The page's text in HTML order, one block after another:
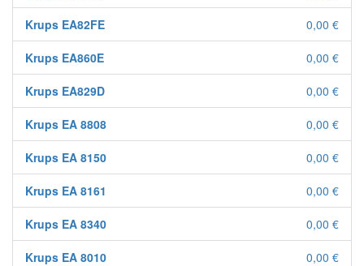
Krups EA82FE 0,00 €
Krups EA860E 0,00 €
Krups EA829D 0,00 €
Krups EA 8808 0,00 €
Krups EA 8150 0,00 €
Krups EA 8161 0,00 €
Krups EA 8340 0,00 €
Krups EA 8010 0,00 €